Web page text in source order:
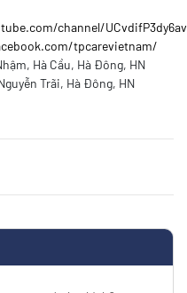
channel/
tpcarevietnam/
Hà Cầu, Hà Đông, HN
Trãi, Hà Đông, HN